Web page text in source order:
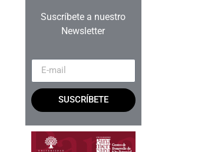
Suscríbete a nuestro
Newsletter
SUSCRÍBETE